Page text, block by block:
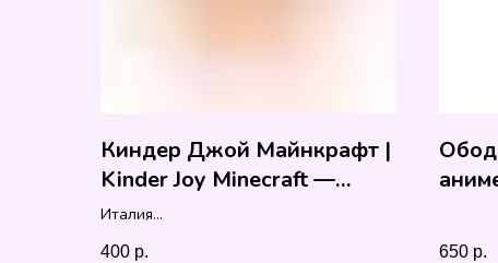
Киндер Джой Майнкрафт |
Kinder Joy Minecraft —
шоколадное яйцо с
игрушкой
Италия
400 р. 650 р.